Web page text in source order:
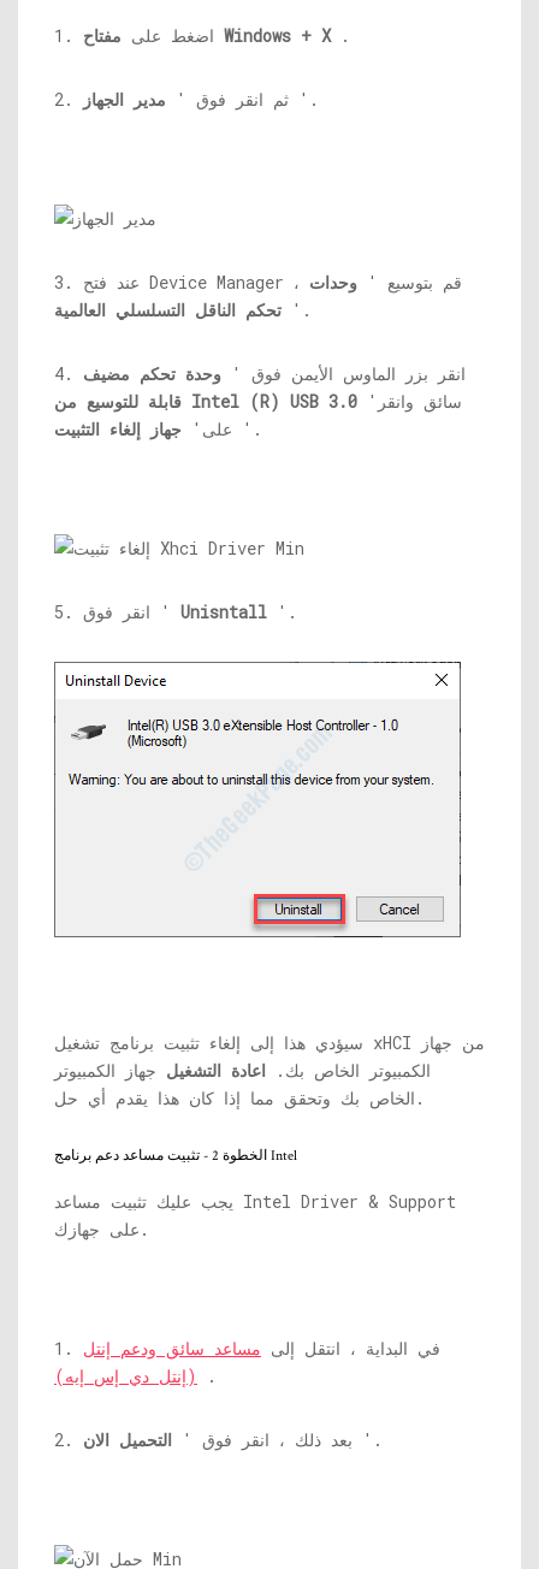
1. اضغط على مفتاح Windows + X.
2. ثم انقر فوق ' مدير الجهاز '.
3. عند فتح Device Manager ، قم بتوسيع ' وحدات
تحكم الناقل التسلسلي العالمية '.
4. انقر بزر الماوس الأيمن فوق ' وحدة تحكم مضيف
قابلة للتوسيع من Intel (R) USB 3.0 'سائق وانقر
على' جهاز إلغاء التثبيت '.
5. انقر فوق ' Unisntall '.
سيؤدي هذا إلى إلغاء تثبيت برنامج تشغيل xHCI من جهاز
الكمبيوتر الخاص بك. اعادة التشغيل جهاز الكمبيوتر
الخاص بك وتحقق مما إذا كان هذا يقدم أي حل.
الخطوة 2 - تثبيت مساعد دعم برنامج Intel
يجب عليك تثبيت مساعد Intel Driver & Support
على جهازك.
1. في البداية ، انتقل إلى مساعد سائق ودعم إنتل
(إنتل دي إس إيه)
.
2. بعد ذلك ، انقر فوق ' التحميل الان '.